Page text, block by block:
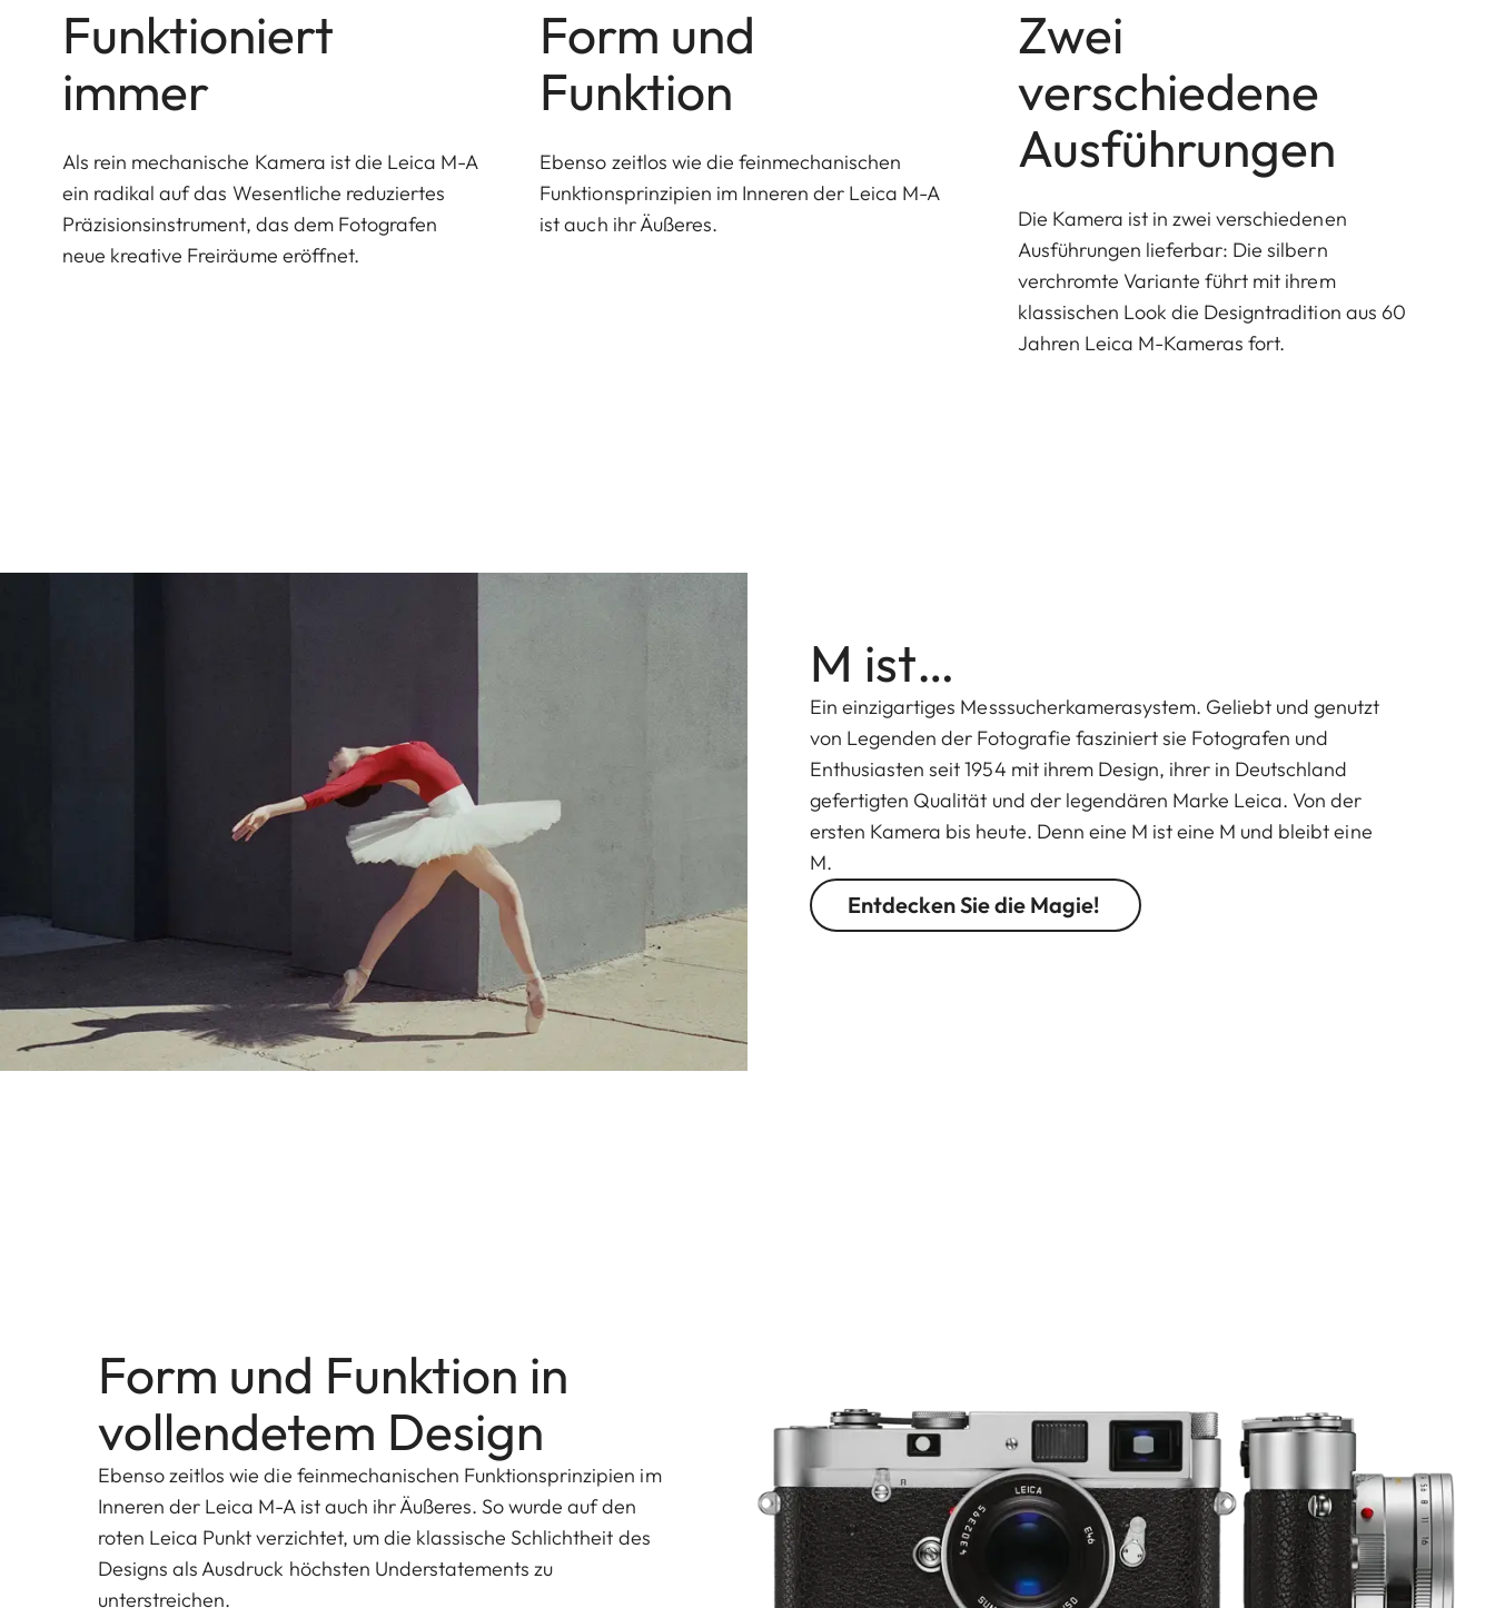
Funktioniert
immer
Als rein mechanische Kamera ist die Leica M-A
ein radikal auf das Wesentliche reduziertes
Präzisionsinstrument, das dem Fotografen
neue kreative Freiräume eröffnet.
Form und
Funktion
Ebenso zeitlos wie die feinmechanischen
Funktionsprinzipien im Inneren der Leica M-A
ist auch ihr Äußeres.
Zwei
verschiedene
Ausführungen
Die Kamera ist in zwei verschiedenen
Ausführungen lieferbar: Die silbern
verchromte Variante führt mit ihrem
klassischen Look die Designtradition aus 60
Jahren Leica M-Kameras fort.
M ist…
Ein einzigartiges Messsucherkamerasystem. Geliebt und genutzt
von Legenden der Fotografie fasziniert sie Fotografen und
Enthusiasten seit 1954 mit ihrem Design, ihrer in Deutschland
gefertigten Qualität und der legendären Marke Leica. Von der
ersten Kamera bis heute. Denn eine M ist eine M und bleibt eine
M.
Entdecken Sie die Magie!
Form und Funktion in
vollendetem Design
Ebenso zeitlos wie die feinmechanischen Funktionsprinzipien im
Inneren der Leica M-A ist auch ihr Äußeres. So wurde auf den
roten Leica Punkt verzichtet, um die klassische Schlichtheit des
Designs als Ausdruck höchsten Understatements zu
unterstreichen.